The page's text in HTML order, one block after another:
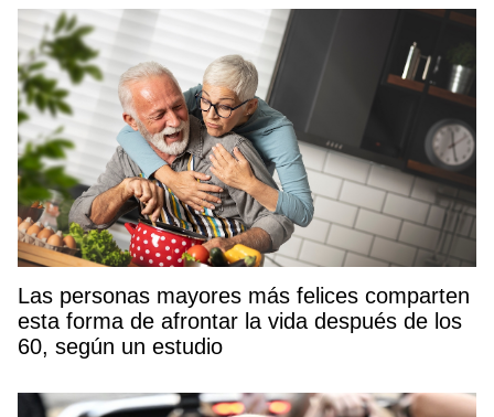
Las personas mayores más felices comparten
esta forma de afrontar la vida después de los
60, según un estudio